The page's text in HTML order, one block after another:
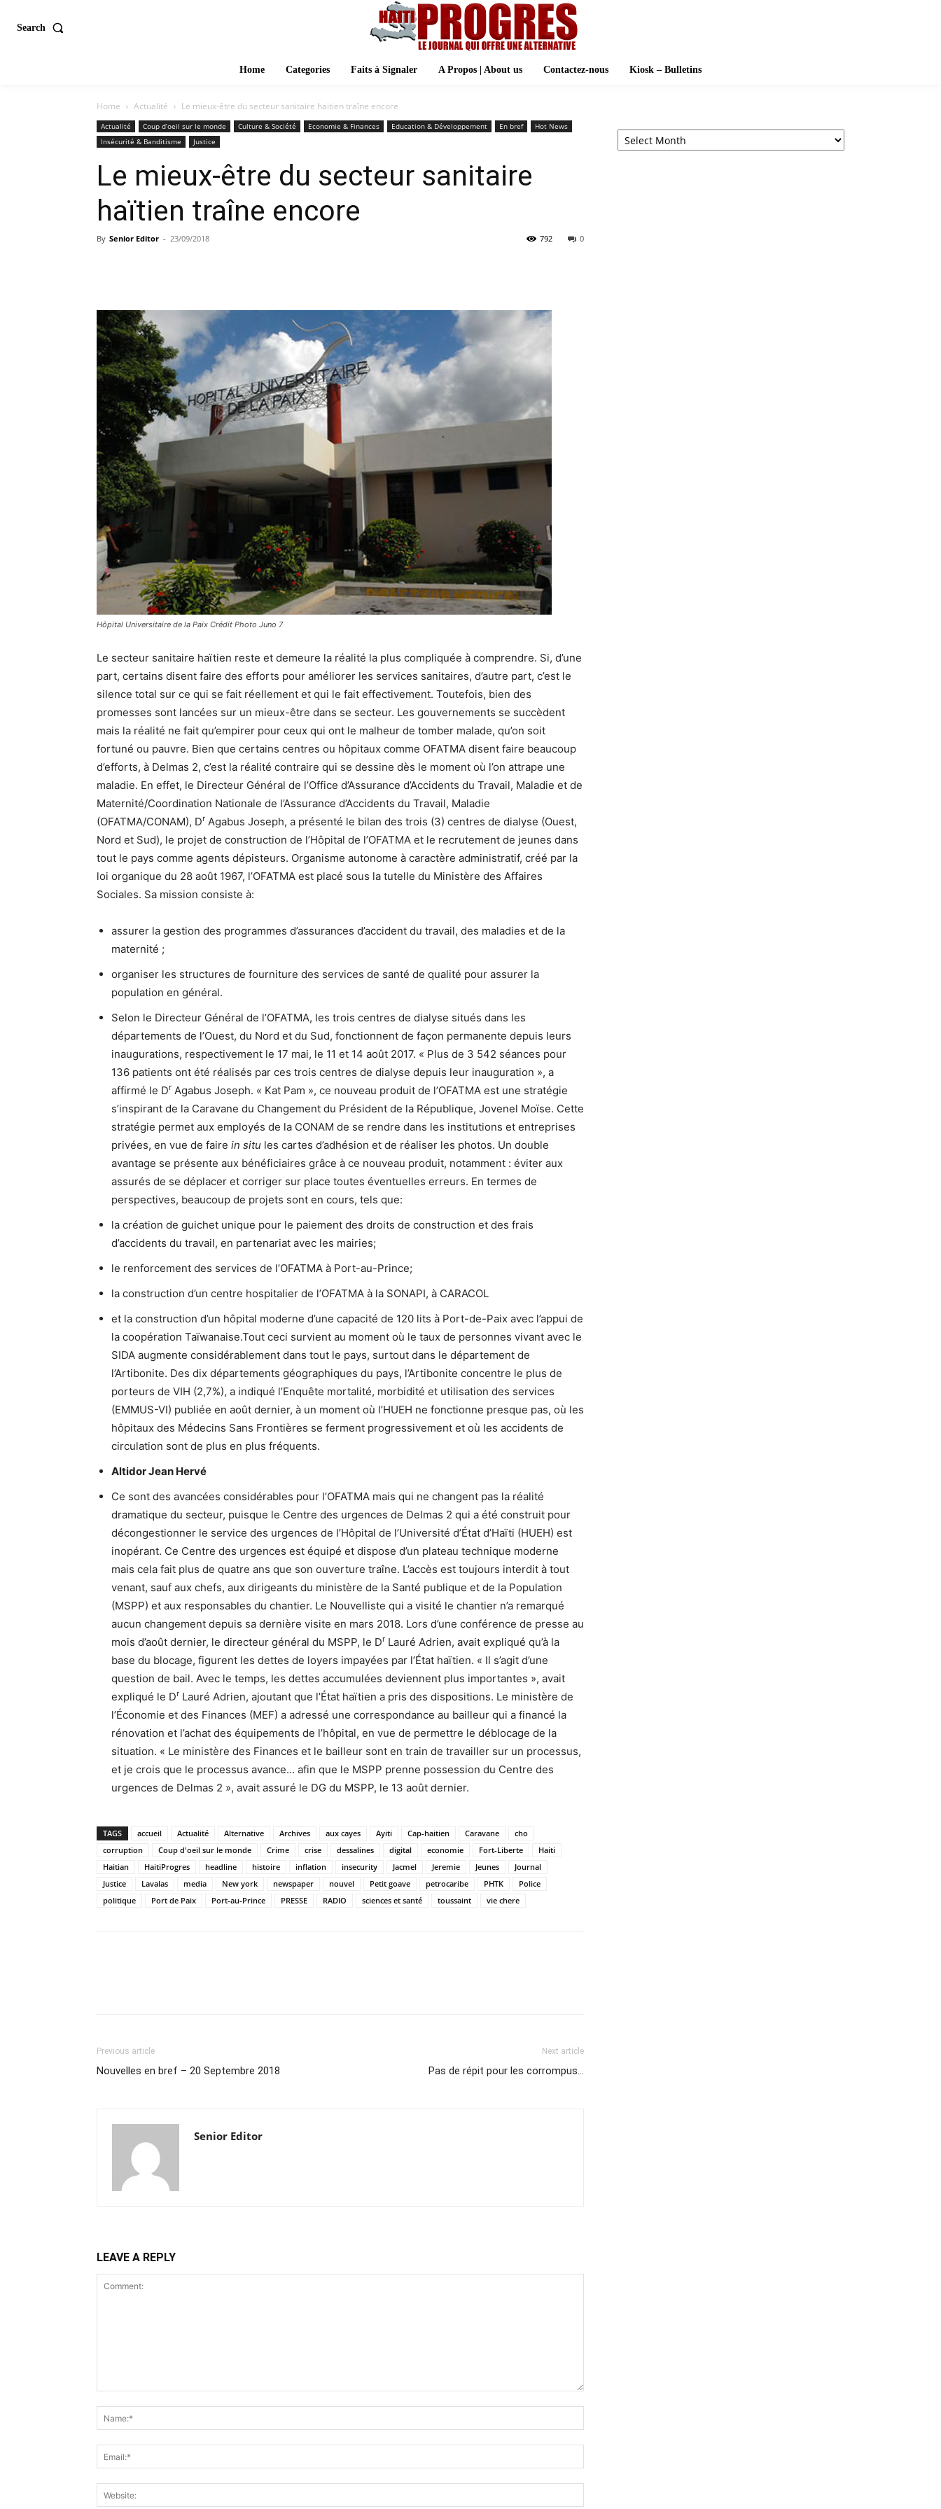
Search
Home Categories Faits à Signaler A Propos | About us Contactez-nous Kiosk – Bulletins
Home Actualité Le mieux-être du secteur sanitaire haïtien traîne encore
Actualité Coup d’oeil sur le monde Culture & Société Economie & Finances Education & Développement En bref
Hot News
Insécurité & Banditisme
Justice
Le mieux-être du secteur sanitaire
haïtien traîne encore
By Senior Editor - 23/09/2018 0
792
Hôpital Universitaire de la Paix Crédit Photo Juno 7
Le secteur sanitaire haïtien reste et demeure la réalité la plus compliquée à comprendre. Si, d’une
part, certains disent faire des efforts pour améliorer les services sanitaires, d’autre part, c’est le
silence total sur ce qui se fait réellement et qui le fait effectivement. Toutefois, bien des
promesses sont lancées sur un mieux-être dans se secteur. Les gouvernements se succèdent
mais la réalité ne fait qu’empirer pour ceux qui ont le malheur de tomber malade, qu’on soit
fortuné ou pauvre. Bien que certains centres ou hôpitaux comme OFATMA disent faire beaucoup
d’efforts, à Delmas 2, c’est la réalité contraire qui se dessine dès le moment où l’on attrape une
maladie. En effet, le Directeur Général de l’Office d’Assurance d’Accidents du Travail, Maladie et de
Maternité/Coordination Nationale de l’Assurance d’Accidents du Travail, Maladie
(OFATMA/CONAM), Dr Agabus Joseph, a présenté le bilan des trois (3) centres de dialyse (Ouest,
Nord et Sud), le projet de construction de l’Hôpital de l’OFATMA et le recrutement de jeunes dans
tout le pays comme agents dépisteurs. Organisme autonome à caractère administratif, créé par la
loi organique du 28 août 1967, l’OFATMA est placé sous la tutelle du Ministère des Affaires
Sociales. Sa mission consiste à:
assurer la gestion des programmes d’assurances d’accident du travail, des maladies et de la
maternité ;
organiser les structures de fourniture des services de santé de qualité pour assurer la
population en général.
Selon le Directeur Général de l’OFATMA, les trois centres de dialyse situés dans les
départements de l’Ouest, du Nord et du Sud, fonctionnent de façon permanente depuis leurs
inaugurations, respectivement le 17 mai, le 11 et 14 août 2017. « Plus de 3 542 séances pour
136 patients ont été réalisés par ces trois centres de dialyse depuis leur inauguration », a
affirmé le Dr Agabus Joseph. « Kat Pam », ce nouveau produit de l’OFATMA est une stratégie
s’inspirant de la Caravane du Changement du Président de la République, Jovenel Moïse. Cette
stratégie permet aux employés de la CONAM de se rendre dans les institutions et entreprises
privées, en vue de faire in situ les cartes d’adhésion et de réaliser les photos. Un double
avantage se présente aux bénéficiaires grâce à ce nouveau produit, notamment : éviter aux
assurés de se déplacer et corriger sur place toutes éventuelles erreurs. En termes de
perspectives, beaucoup de projets sont en cours, tels que:
la création de guichet unique pour le paiement des droits de construction et des frais
d’accidents du travail, en partenariat avec les mairies;
le renforcement des services de l’OFATMA à Port-au-Prince;
la construction d’un centre hospitalier de l’OFATMA à la SONAPI, à CARACOL
et la construction d’un hôpital moderne d’une capacité de 120 lits à Port-de-Paix avec l’appui de
la coopération Taïwanaise.Tout ceci survient au moment où le taux de personnes vivant avec le
SIDA augmente considérablement dans tout le pays, surtout dans le département de
l’Artibonite. Des dix départements géographiques du pays, l’Artibonite concentre le plus de
porteurs de VIH (2,7%), a indiqué l’Enquête mortalité, morbidité et utilisation des services
(EMMUS-VI) publiée en août dernier, à un moment où l’HUEH ne fonctionne presque pas, où les
hôpitaux des Médecins Sans Frontières se ferment progressivement et où les accidents de
circulation sont de plus en plus fréquents.
Altidor Jean Hervé
Ce sont des avancées considérables pour l’OFATMA mais qui ne changent pas la réalité
dramatique du secteur, puisque le Centre des urgences de Delmas 2 qui a été construit pour
décongestionner le service des urgences de l’Hôpital de l’Université d’État d’Haïti (HUEH) est
inopérant. Ce Centre des urgences est équipé et dispose d’un plateau technique moderne
mais cela fait plus de quatre ans que son ouverture traîne. L’accès est toujours interdit à tout
venant, sauf aux chefs, aux dirigeants du ministère de la Santé publique et de la Population
(MSPP) et aux responsables du chantier. Le Nouvelliste qui a visité le chantier n’a remarqué
aucun changement depuis sa dernière visite en mars 2018. Lors d’une conférence de presse au
mois d’août dernier, le directeur général du MSPP, le Dr Lauré Adrien, avait expliqué qu’à la
base du blocage, figurent les dettes de loyers impayées par l’État haïtien. « Il s’agit d’une
question de bail. Avec le temps, les dettes accumulées deviennent plus importantes », avait
expliqué le Dr Lauré Adrien, ajoutant que l’État haïtien a pris des dispositions. Le ministère de
l’Économie et des Finances (MEF) a adressé une correspondance au bailleur qui a financé la
rénovation et l’achat des équipements de l’hôpital, en vue de permettre le déblocage de la
situation. « Le ministère des Finances et le bailleur sont en train de travailler sur un processus,
et je crois que le processus avance… afin que le MSPP prenne possession du Centre des
urgences de Delmas 2 », avait assuré le DG du MSPP, le 13 août dernier.
TAGS accueil Actualité Alternative Archives aux cayes Ayiti Cap-haitien Caravane
cho
corruption
Coup d'oeil sur le monde Crime crise dessalines digital economie Fort-Liberte
Haiti
Haitian
HaitiProgres headline histoire inflation insecurity Jacmel Jeremie Jeunes
Journal
Justice
Lavalas media New york newspaper nouvel Petit goave petrocaribe PHTK
Police
politique
Port de Paix Port-au-Prince PRESSE RADIO sciences et santé toussaint vie chere
Previous article
Nouvelles en bref – 20 Septembre 2018
Next article
Pas de répit pour les corrompus…
Senior Editor
LEAVE A REPLY
Archives